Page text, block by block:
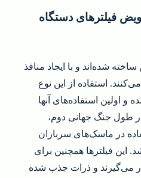
فیلترهای دستگاه
شده‌اند و با ایجاد منافذ
استفاده از این نوع
سال ۱۹۰۰ آغاز شده و اولین استفاده‌های آنها
طول جنگ جهانی دوم،
در ماسک‌های سربازان
این فیلترها همچنین برای
می‌گیرند و ذرات جذب شده